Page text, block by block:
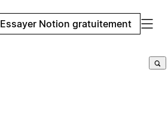
Essayer Notion gratuitement